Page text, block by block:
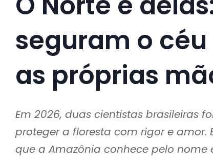
seguram o
as próprias
Em 2026, duas cientistas brasileiras
proteger a floresta com rigor e amor.
que a Amazônia conhece pelo